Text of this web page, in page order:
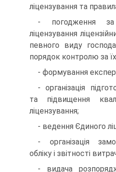
ліцензування та
- погодження
ліцензування
певного виду
порядок контролю за
- формування
- організація
та підвищення
ліцензування;
- ведення Єдиного
- організація
обліку і звітності
- видача